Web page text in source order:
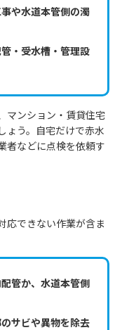
や水道本管側の濁
・受水槽・管理設
マンション・賃貸住宅
ょう。自宅だけで赤水
者などに点検を依頼す
応できない作業が含ま
管か、水道本管側
サビや異物を除去